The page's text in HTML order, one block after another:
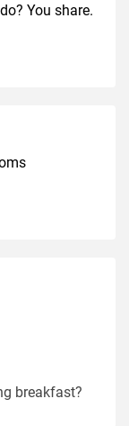
You share.
breakfast?